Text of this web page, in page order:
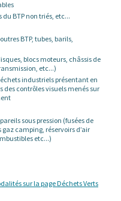
BTP non triés, etc...
BTP, tubes, barils,
blocs moteurs, châssis de
etc...)
industriels présentant en
des contrôles visuels menés sur
sous pression (fusées de
camping, réservoirs d’air
etc...)
sur la page Déchets Verts